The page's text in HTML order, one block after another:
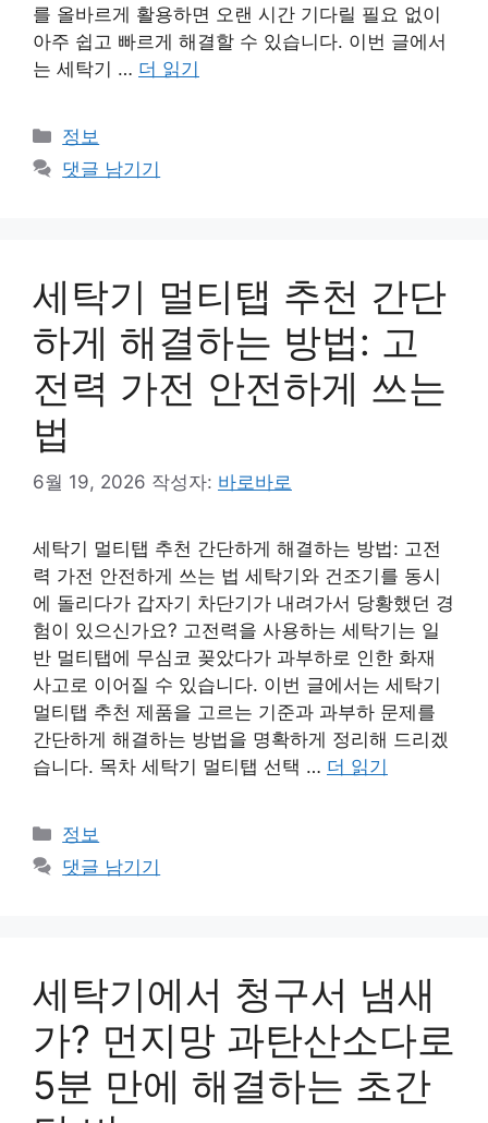
를 올바르게 활용하면 오랜 시간 기다릴 필요 없이
아주 쉽고 빠르게 해결할 수 있습니다. 이번 글에서
는 세탁기 … 더 읽기
카
테
정보
댓글 남기기
세탁기 멀티탭 추천 간단
하게 해결하는 방법: 고
전력 가전 안전하게 쓰는
법
6월 19, 2026 작성자: 바로바로
세탁기 멀티탭 추천 간단하게 해결하는 방법: 고전
력 가전 안전하게 쓰는 법 세탁기와 건조기를 동시
에 돌리다가 갑자기 차단기가 내려가서 당황했던 경
험이 있으신가요? 고전력을 사용하는 세탁기는 일
반 멀티탭에 무심코 꽂았다가 과부하로 인한 화재
사고로 이어질 수 있습니다. 이번 글에서는 세탁기
멀티탭 추천 제품을 고르는 기준과 과부하 문제를
간단하게 해결하는 방법을 명확하게 정리해 드리겠
습니다. 목차 세탁기 멀티탭 선택 … 더 읽기
카
테
고
정보
댓글 남기기
세탁기에서 청구서 냄새
가? 먼지망 과탄산소다로
5분 만에 해결하는 초간